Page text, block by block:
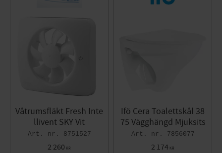
Våtrumsfläkt Fresh Inte
llivent SKY Vit
8751527
2 260 KR
Ifö Cera Toalettskål 38
75 Vägghängd Mjuksits
7856077
2 174 KR